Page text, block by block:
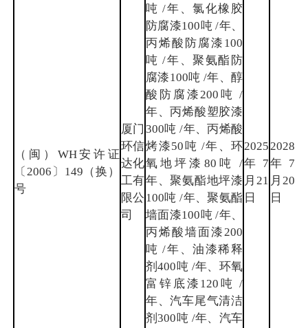
（闽）WH安许证
〔2006〕149（换）
号
厦门
环信
达化
工有
限公
司
吨 /年、氯化橡胶
防腐漆100吨 /年、
丙烯酸防腐漆100
吨 /年、聚氨酯防
腐漆100吨 /年、醇
酸防腐漆200吨 /
年、丙烯酸塑胶漆
300吨 /年、丙烯酸
烤漆50吨 /年、环
氧地坪漆80吨 /
年、聚氨酯地坪漆
100吨 /年、聚氨酯
墙面漆100吨 /年、
丙烯酸墙面漆200
吨 /年、油漆稀释
剂400吨 /年、环氧
富锌底漆120吨 /
年、汽车尾气清洁
剂300吨 /年、汽车
2025
年7
月21
日
2028
年7
月20
日